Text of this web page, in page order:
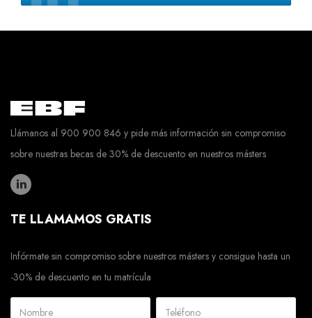
Llámanos al 900 900 846 y pide más información sin compromiso
sobre nuestras becas de 30% de descuento en nuestros másters
TE LLAMAMOS GRATIS
Infórmate sin compromiso sobre nuestros másters y consigue hasta un
-30% de descuento en tu matrícula